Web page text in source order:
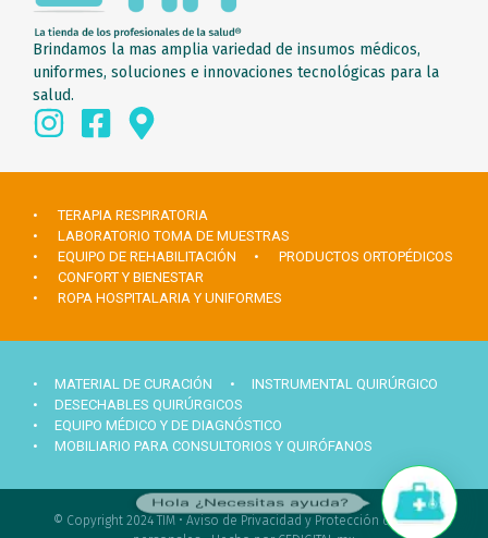
Brindamos la mas amplia variedad de insumos médicos,
uniformes, soluciones e innovaciones tecnológicas para la
salud.
• TERAPIA RESPIRATORIA
• LABORATORIO TOMA DE MUESTRAS
• EQUIPO DE REHABILITACIÓN
• PRODUCTOS ORTOPÉDICOS
• CONFORT Y BIENESTAR
• ROPA HOSPITALARIA Y UNIFORMES
• MATERIAL DE CURACIÓN
• INSTRUMENTAL QUIRÚRGICO
• DESECHABLES QUIRÚRGICOS
• EQUIPO MÉDICO Y DE DIAGNÓSTICO
• MOBILIARIO PARA CONSULTORIOS Y QUIRÓFANOS
© Copyright 2024 TIM • Aviso de Privacidad y Protección de datos
Hola ¿Necesitas ayuda?